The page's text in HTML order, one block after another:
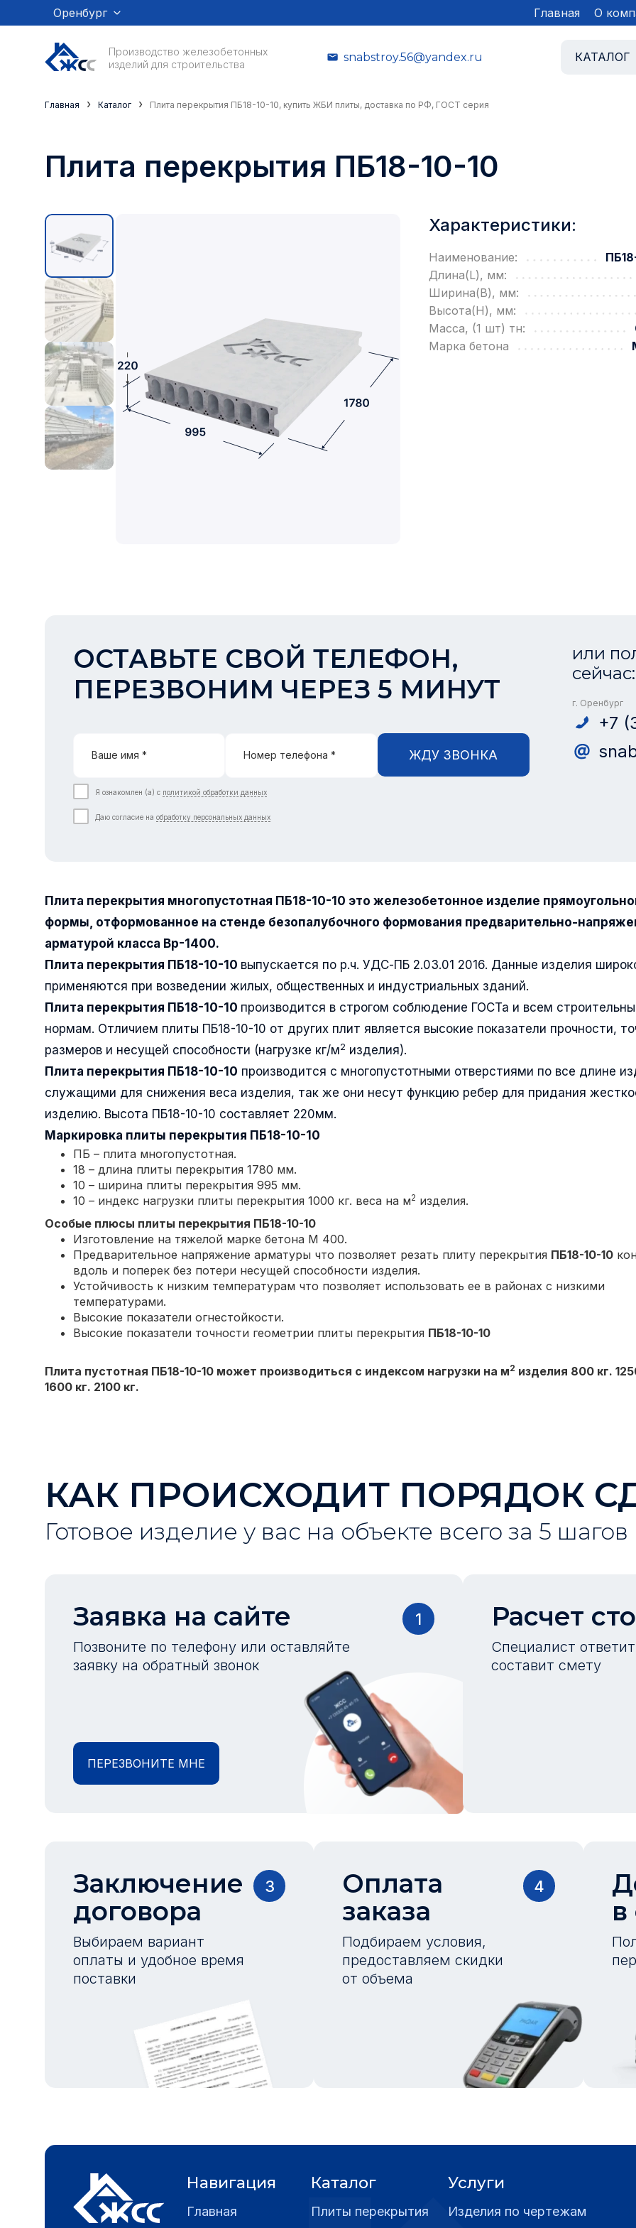
Оренбург Главная О
Производство железобетонных
изделий для строительства
snabstroy.56@yandex.ru КАТАЛОГ
Главная › Каталог › Плита перекрытия ПБ18-10-10, купить ЖБИ плиты, доставка по РФ, ГОСТ серия
Плита перекрытия ПБ18-10-10
Характеристики:
Наименование:
Длина(L), мм:
Ширина(B), мм:
Высота(H), мм:
Масса, (1 шт) тн:
Марка бетона
ОСТАВЬТЕ СВОЙ ТЕЛЕФОН,
ПЕРЕЗВОНИМ ЧЕРЕЗ 5 МИНУТ
Ваше имя * Номер телефона * ЖДУ ЗВОНКА
Я ознакомлен (а) с политикой обработки данных
Даю согласие на обработку персональных данных
или
сейчас:
г. Оренбург
+7
Плита перекрытия многопустотная ПБ18-10-10 это железобетонное изделие
формы, отформованное на стенде безопалубочного формования предварительно-
арматурой класса Вр-1400.
Плита перекрытия ПБ18-10-10 выпускается по р.ч. УДС-ПБ 2.03.01 2016. Данные изделия
применяются при возведении жилых, общественных и индустриальных зданий.
Плита перекрытия ПБ18-10-10 производится в строгом соблюдение ГОСТа и всем
нормам. Отличием плиты ПБ18-10-10 от других плит является высокие показатели прочности,
размеров и несущей способности (нагрузке кг/м2 изделия).
Плита перекрытия ПБ18-10-10 производится с многопустотными отверстиями по все длине
служащими для снижения веса изделия, так же они несут функцию ребер для придания
изделию. Высота ПБ18-10-10 составляет 220мм.
Маркировка плиты перекрытия ПБ18-10-10
ПБ – плита многопустотная.
18 – длина плиты перекрытия 1780 мм.
10 – ширина плиты перекрытия 995 мм.
10 – индекс нагрузки плиты перекрытия 1000 кг. веса на м2 изделия.
Особые плюсы плиты перекрытия ПБ18-10-10
Изготовление на тяжелой марке бетона М 400.
Предварительное напряжение арматуры что позволяет резать плиту перекрытия ПБ18-10-10
вдоль и поперек без потери несущей способности изделия.
Устойчивость к низким температурам что позволяет использовать ее в районах с низкими
температурами.
Высокие показатели огнестойкости.
Высокие показатели точности геометрии плиты перекрытия ПБ18-10-10
Плита пустотная ПБ18-10-10 может производиться с индексом нагрузки на м2 изделия 800 кг.
1600 кг. 2100 кг.
КАК ПРОИСХОДИТ ПОРЯДОК
Готовое изделие у вас на объекте всего за 5 шагов
Заявка на сайте
Позвоните по телефону или оставляйте
заявку на обратный звонок
1
ПЕРЕЗВОНИТЕ МНЕ
Расчет
Специалист
составит смету
Заключение
договора
Выбираем вариант
оплаты и удобное время
поставки
3
Оплата
заказа
Подбираем условия,
предоставляем скидки
от объема
4
в
Навигация
Главная
Каталог
Плиты перекрытия
Услуги
Изделия по чертежам